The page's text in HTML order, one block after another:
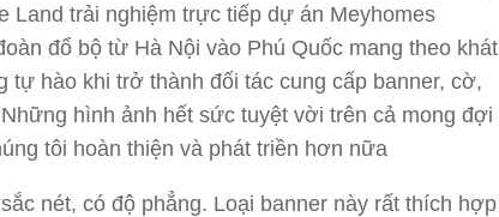
Land trải nghiệm trực tiếp dự án Meyhomes
đổ bộ từ Hà Nội vào Phú Quốc mang theo khát
hào khi trở thành đối tác cung cấp banner, cờ,
hình ảnh hết sức tuyệt vời trên cả mong đợi
tôi hoàn thiện và phát triền hơn nữa
nét, có độ phẳng. Loại banner này rất thích hợp